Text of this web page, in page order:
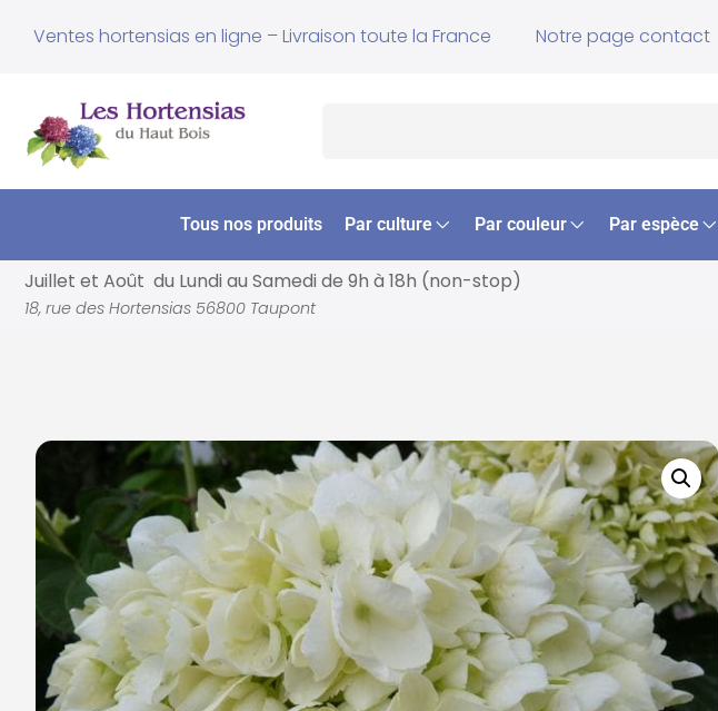
Ventes hortensias en ligne – Livraison toute la France Notre page contact
Tous nos produits Par culture Par couleur Par espèce
Juillet et Août du Lundi au Samedi de 9h à 18h (non-stop)
18, rue des Hortensias 56800 Taupont